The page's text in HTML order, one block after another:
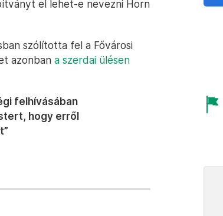
el lehet-e nevezni Horn
szólította fel a Fővárosi
azonban a szerdai ülésen
felhívásában
hogy erről